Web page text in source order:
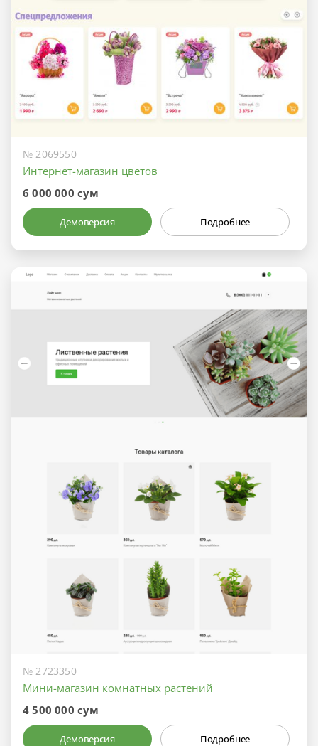
№ 2069550
Интернет-магазин цветов
6 000 000 сум
Демоверсия Подробнее
№ 2723350
Мини-магазин комнатных растений
4 500 000 сум
Демоверсия Подробнее